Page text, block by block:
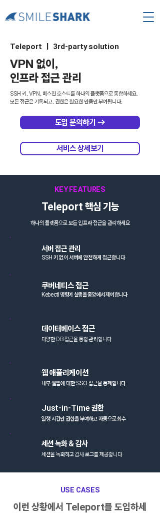
Teleport | 3rd-party solution
VPN 없이,
인프라 접근 관리
SSH 키, VPN, 베스천 호스트를 하나의 플랫폼으로 통합하세요.
​모든 접근은 기록되고, 권한은 필요한 만큼만 부여됩니다.
도입 문의하기 →
서비스 상세보기
KEY FEATURES
Teleport 핵심 기능
하나의 플랫폼으로 모든 인프라 접근을 관리하세요
​서버 접근 관리
SSH 키 없이 서버에 안전하게 접근합니다
쿠버네티스 접근
Kebectl 명령어 실행을 중앙에서 제어합니다
데이터베이스 접근
다양한 DB 접근을 통합 관리합니다
웹 애플리케이션
내부 웹앱에 대한 SSO 접근을 통제합니다
Just-in-Time 권한
일정 시간만 권한을 부여하고 자동으로 회수
세션 녹화 & 감사
​세션을 녹화하고 감사 로그를 제공합니다
USE CASES
​이런 상황에서 Teleport를 도입하세